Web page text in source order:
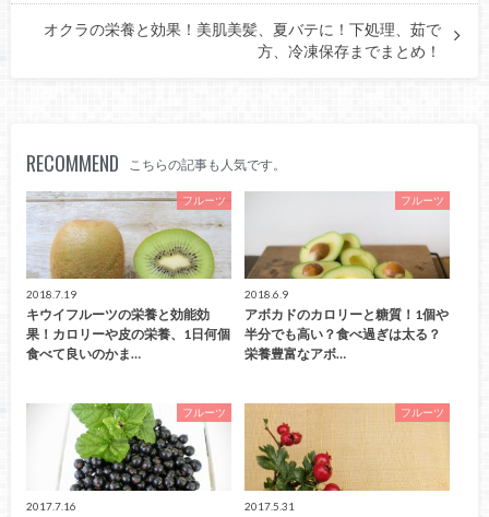
オクラの栄養と効果！美肌美髪、夏バテに！下処理、茹で
方、冷凍保存までまとめ！
RECOMMEND こちらの記事も人気です。
フルーツ
2018.7.19
キウイフルーツの栄養と効能効
果！カロリーや皮の栄養、1日何個
食べて良いのかま…
フルーツ
2018.6.9
アボカドのカロリーと糖質！1個や
半分でも高い？食べ過ぎは太る？
栄養豊富なアボ…
フルーツ
2017.7.16
フルーツ
2017.5.31